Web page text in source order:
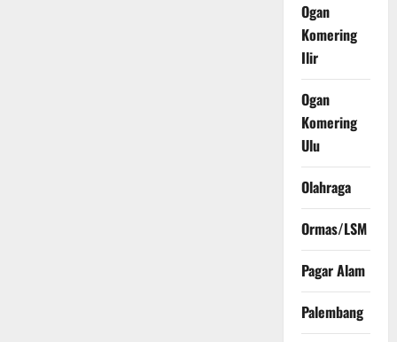
Ogan
Komering
Ilir
Ogan
Komering
Ulu
Olahraga
Ormas/LSM
Pagar Alam
Palembang